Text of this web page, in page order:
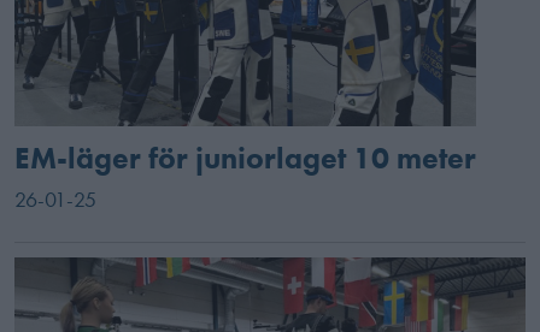
EM-läger för juniorlaget 10 meter
26-01-25